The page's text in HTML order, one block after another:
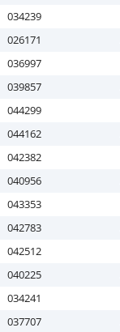
034239
026171
036997
039857
044299
044162
042382
040956
043353
042783
042512
040225
034241
037707